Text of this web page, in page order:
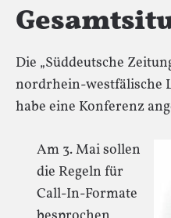
Die „Süddeutsche
nordrhein-westfälische
habe eine Konferenz
Am 3. Mai sollen
die Regeln für
Call-In-Formate